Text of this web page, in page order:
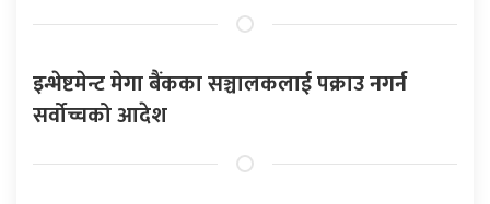
इन्भेष्टमेन्ट मेगा बैंकका सञ्चालकलाई पक्राउ नगर्न
सर्वोच्चको आदेश